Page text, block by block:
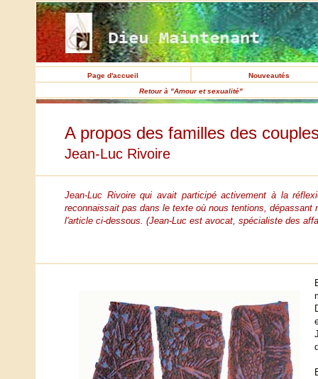
Page d'accueil
Nouveautés
Retour à "Amour et sexualité"
A propos des familles des
Jean-Luc Rivoire
Jean-Luc Rivoire qui avait participé activement à la
reconnaissait pas dans le texte où nous tentions,
l'article ci-dessous. (Jean-Luc est avocat, spécialiste des